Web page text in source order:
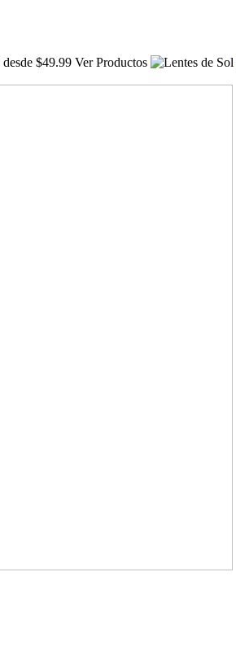
desde $49.99 Ver Productos